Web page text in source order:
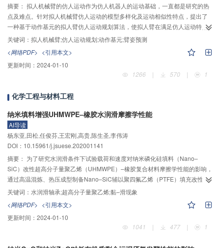
达到稳态的速度提升约36%，且稳态误差维持在±0.05°范围内。在跟踪斜率为
0.01°/s的斜坡信号时，转舵精度可保持在±0.03°位置误差带内，具有较高的位
置控制精度。
摘要： 拟人机械臂的仿人运动作为仿人机器人的运动基础，一直都是研究的热
点及难点。针对拟人机械臂仿人运动的模型多样化及运动相似性特点，提出了
一种基于动作基元的拟人臂仿人运动规划算法，使拟人臂在满足仿人运动特点
的基础上进一步提高运动的精度。首先，对手臂结构进行解耦，建立手臂模
型，满足运动多样化要求。提出动作基元的提取法则，确定不同动作基元之间
的连接方式，建立动作基元与拟人臂反解算法之间的映射关系。同时，提出了
一种基于动作基元的运动框架，以满足不同拟人臂平台的仿人运动任务，实现
方法的通用性。其次，针对多模型状态下的逆运动学求解问题，根据动作基元
逆运动学的求解。最后，在仿人机器人NAO平台上分别进行了相似性实验验证
和仿人运动实验验证。在相似性实验中，采用该方法使NAO产生仿人运动，并
与实际人臂运动进行对比，运动过程中的肘部误差能够控制在1 cm以内，满足
仿人运动的精度要求。在仿人运动实验中，该方法分别与最小势能法和最小二
乘法进行了一组仿人运动对比，在相似度上分别提高了7%和58%。该方法的提
出在保证拟人臂仿人运动精度的基础上，使复杂的仿人运动模块化、简单化、
精确化。
关键词： 拟人机械臂;仿人运动规划;动作基元;臂姿预测
<网络PDF> <引用本文>
更新时间： 2024-01-10
1266
| 570 | 1
化学工程与材料工程
纳米填料增强UHMWPE–橡胶水润滑摩擦学性能
AI导读
杨东亚,田松,任俊芬,王宏刚,高贵,陈生圣,李伟涛
DOI：10.15961/j.jsuese.202001141
摘要： 为了研究水润滑条件下试验载荷和速度对纳米磷化硅填料（Nano–
SiC）改性超高分子量聚乙烯（UHMWPE）–橡胶复合材料摩擦学性能的影响，
通过高温混炼、热压成型制备Nano–SiC辅以聚四氟乙烯（PTFE）填充改性
UHMWPE–橡胶复合材料；采用MRH–3型环–块摩擦试验机探究4种不同载荷条
件下复合材料的摩擦磨损性能，采用光学显微镜（OM）、扫描电子显微镜
（SEM）和非接触光学3维轮廓仪对试样微观磨损表面形貌分析，从微观层面探
究改性复合材料的摩擦机理。试验结果表明：在定载变速条件下，速度由0.005
m/s升到0.541 m/s时，改性复合材料的动、静摩擦系数均呈现大幅下降趋势，
关键词： 水润滑轴承;超高分子量聚乙烯;黏–滑现象
<网络PDF> <引用本文>
更新时间： 2024-01-10
1041
| 477 | 1